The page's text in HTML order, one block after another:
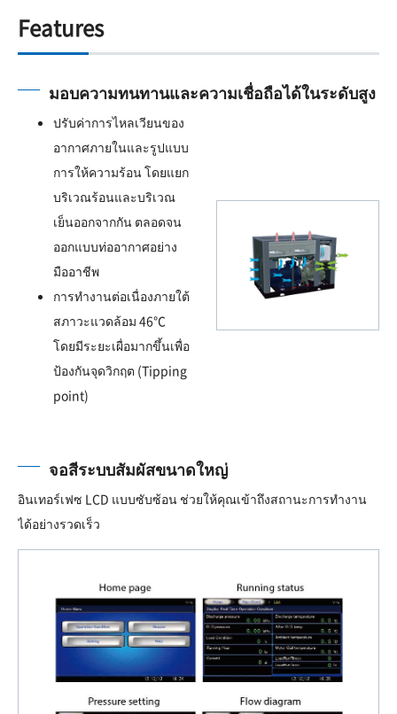
Features
มอบความทนทานและความเชื่อถือได้ในระดับสูง
ปรับค่าการไหลเวียนของ
อากาศภายในและรูปแบบ
การให้ความร้อน โดยแยก
บริเวณร้อนและบริเวณ
เย็นออกจากกัน ตลอดจน
ออกแบบท่ออากาศอย่าง
มืออาชีพ
การทำงานต่อเนื่องภายใต้
สภาวะแวดล้อม 46℃
โดยมีระยะเผื่อมากขึ้นเพื่อ
ป้องกันจุดวิกฤต (Tipping
point)
จอสีระบบสัมผัสขนาดใหญ่
อินเทอร์เฟซ LCD แบบซับซ้อน ช่วยให้คุณเข้าถึงสถานะการทำงาน
ได้อย่างรวดเร็ว